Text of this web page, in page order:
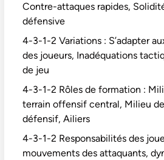
Contre-attaques rapides,
défensive
4-3-1-2 Variations : S’adapter
des joueurs, Inadéquations
de jeu
4-3-1-2 Rôles de formation :
terrain offensif central, Milieu
défensif, Ailiers
4-3-1-2 Responsabilités des
mouvements des attaquants,